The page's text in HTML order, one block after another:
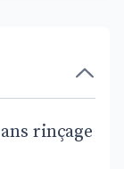
rinçage